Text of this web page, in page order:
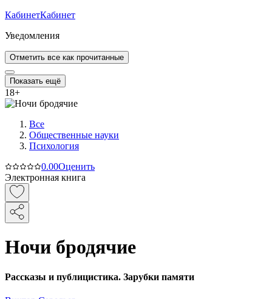
КабинетКабинет
Уведомления
Отметить все как прочитанные
Показать ещё
18+
Все
Общественные науки
Психология
0.00Оценить
Электронная книга
Ночи бродячие
Рассказы и публицистика. Зарубки памяти